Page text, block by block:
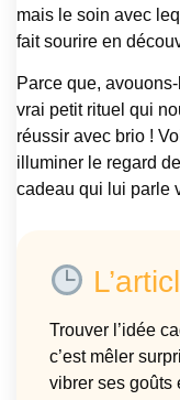
mais le soin avec
fait sourire en
Parce que,
vrai petit rituel qui
réussir avec brio !
illuminer le regard
cadeau qui lui parle
Trouver l’idée
c’est mêler
vibrer ses goûts